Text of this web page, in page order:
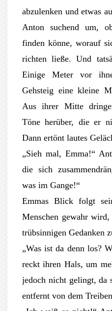
abzulenken und etwas
Anton suchend um,
finden könne, worauf
richten ließe. Und
Einige Meter vor
Gehsteig eine kleine
Aus ihrer Mitte
Töne herüber, die er
Dann ertönt lautes
„Sieh mal, Emma!“
die sich
was im Gange!“
Emmas Blick folgt
Menschen gewahr
trübsinnigen Gedanken
„Was ist da denn los?
reckt ihren Hals, um
jedoch nicht gelingt, da
entfernt von dem